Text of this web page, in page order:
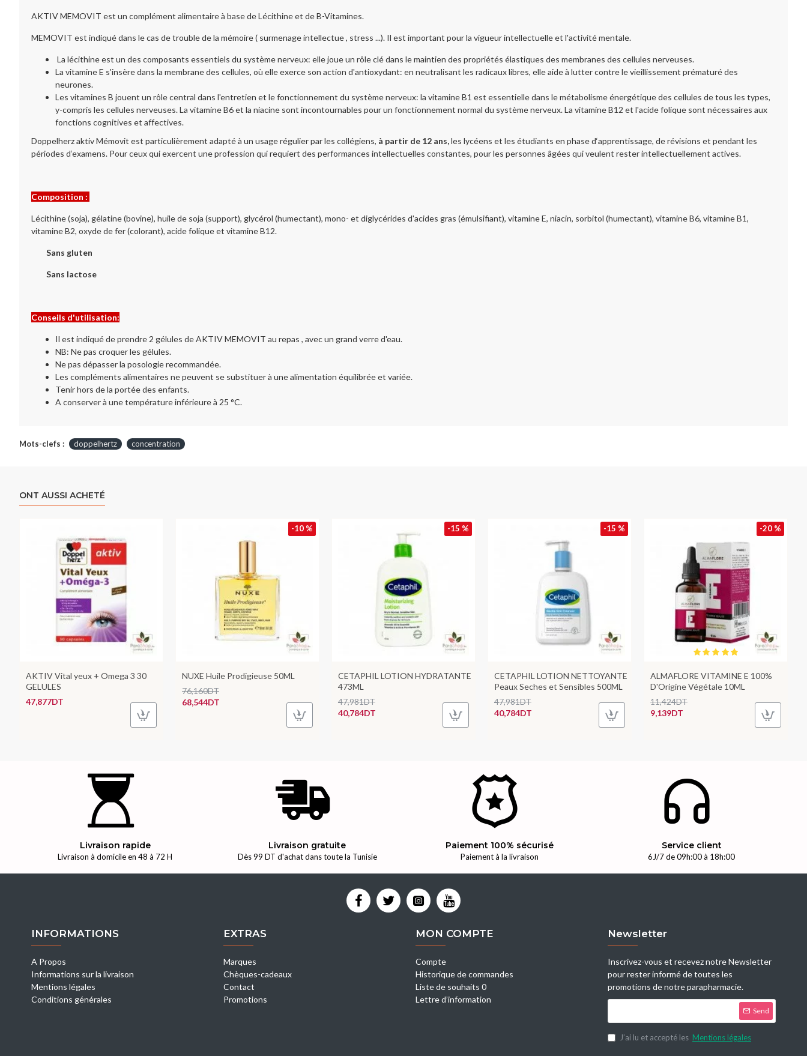
AKTIV MEMOVIT est un complément alimentaire à base de Lécithine et de B-Vitamines.
MEMOVIT est indiqué dans le cas de trouble de la mémoire ( surmenage intellectue , stress ...). Il est important pour la vigueur intellectuelle et l'activité mentale.
La lécithine est un des composants essentiels du système nerveux: elle joue un rôle clé dans le maintien des propriétés élastiques des membranes des cellules nerveuses.
La vitamine E s'insère dans la membrane des cellules, où elle exerce son action d'antioxydant: en neutralisant les radicaux libres, elle aide à lutter contre le vieillissement prématuré des
neurones.
Les vitamines B jouent un rôle central dans l'entretien et le fonctionnement du système nerveux: la vitamine B1 est essentielle dans le métabolisme énergétique des cellules de tous les types,
y-compris les cellules nerveuses. La vitamine B6 et la niacine sont incontournables pour un fonctionnement normal du système nerveux. La vitamine B12 et l'acide folique sont nécessaires aux
fonctions cognitives et affectives.
Doppelherz aktiv Mémovit est particulièrement adapté à un usage régulier par les collégiens, à partir de 12 ans,les lycéens et les étudiants en phase d‘apprentissage, de révisions et pendant les
périodes d‘examens. Pour ceux qui exercent une profession qui requiert des performances intellectuelles constantes, pour les personnes âgées qui veulent rester intellectuellement actives.
Composition :
Lécithine (soja), gélatine (bovine), huile de soja (support), glycérol (humectant), mono- et diglycérides d'acides gras (émulsifiant), vitamine E, niacin, sorbitol (humectant), vitamine B6, vitamine B1,
vitamine B2, oxyde de fer (colorant), acide folique et vitamine B12.
Sans gluten
Sans lactose
Conseils d'utilisation:
Il est indiqué de prendre 2 gélules de AKTIV MEMOVIT au repas , avec un grand verre d'eau.
NB: Ne pas croquer les gélules.
Ne pas dépasser la posologie recommandée.
Les compléments alimentaires ne peuvent se substituer à une alimentation équilibrée et variée.
Tenir hors de la portée des enfants.
A conserver à une température inférieure à 25 °C.
Mots-clefs : doppelhertz concentration
ONT AUSSI ACHETÉ
AKTIV Vital yeux + Omega 3 30
GELULES
47,877DT
-10 %
NUXE Huile Prodigieuse 50ML
68,544DT
76,160DT
-15 %
CETAPHIL LOTION HYDRATANTE
473ML
40,784DT
47,981DT
-15 %
CETAPHIL LOTION NETTOYANTE
Peaux Seches et Sensibles 500ML
40,784DT
47,981DT
-20 %
ALMAFLORE VITAMINE E 100%
D'Origine Végétale 10ML
9,139DT
11,424DT
Livraison rapide
Livraison à domicile en 48 à 72 H
Livraison gratuite
Dès 99 DT d'achat dans toute la Tunisie
Paiement 100% sécurisé
Paiement à la livraison
Service client
6J/7 de 09h:00 à 18h:00
INFORMATIONS
A Propos
Informations sur la livraison
Mentions légales
Conditions générales
EXTRAS
Marques
Chèques-cadeaux
Contact
Promotions
MON COMPTE
Compte
Historique de commandes
Liste de souhaits 0
Lettre d’information
Newsletter
Inscrivez-vous et recevez notre Newsletter
pour rester informé de toutes les
promotions de notre parapharmacie.
Send
J’ai lu et accepté les Mentions légales